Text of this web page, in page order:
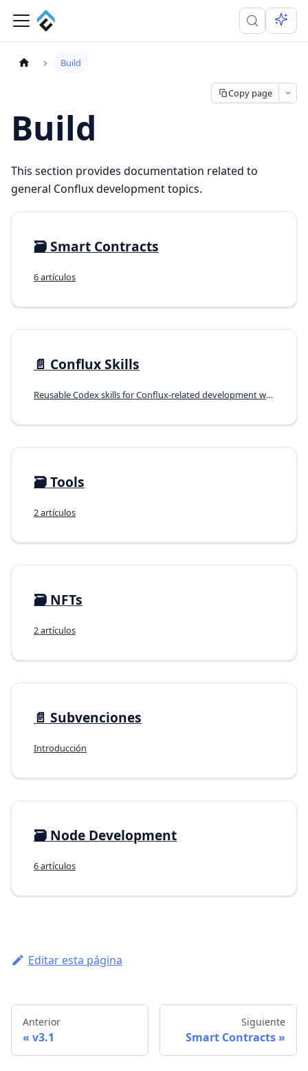
Build
Copy page
Build
This section provides documentation related to
general Conflux development topics.
🗃️Smart Contracts
6 artículos
📄️ Conflux Skills
Reusable Codex skills for Conflux-related development workflows.
🗃️Tools
2 artículos
🗃️ NFTs
2 artículos
📄️ Subvenciones
Introducción
🗃️ Node Development
6 artículos
Editar esta página
Anterior
v3.1
Siguiente
Smart Contracts